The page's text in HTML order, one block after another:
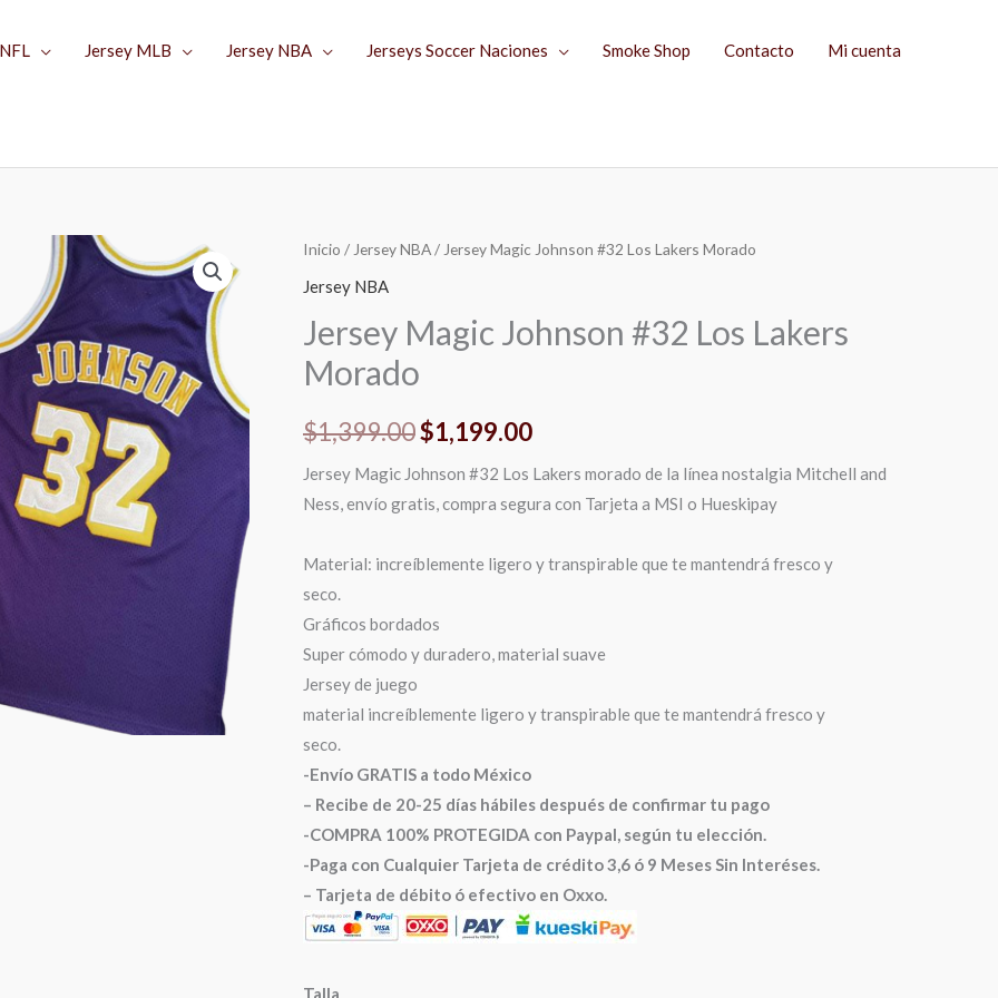
Jersey MLB Jersey NBA Jerseys Soccer Naciones Smoke Shop Contacto Mi cuenta
Inicio / Jersey NBA/ Jersey Magic Johnson #32 Los Lakers Morado
Jersey NBA
Jersey Magic Johnson #32 Los Lakers
Morado
$1,399.00
El
original
$1,399.00.
$1,199.00
El
actual
$1,199.00.
Jersey Magic Johnson #32 Los Lakers morado de la línea nostalgia Mitchell and
Ness, envío gratis, compra segura con Tarjeta a MSI o Hueskipay
Material: increíblemente ligero y transpirable que te mantendrá fresco y
seco.
Gráficos bordados
Super cómodo y duradero, material suave
Jersey de juego
material increíblemente ligero y transpirable que te mantendrá fresco y
seco.
-Envío GRATIS a todo México
– Recibe de 20-25 días hábiles después de confirmar tu pago
-COMPRA 100% PROTEGIDA con Paypal, según tu elección.
-Paga con Cualquier Tarjeta de crédito 3,6 ó 9 Meses Sin Interéses.
– Tarjeta de débito ó efectivo en Oxxo.
Talla
Jersey
Magic
#32
Los
Morado